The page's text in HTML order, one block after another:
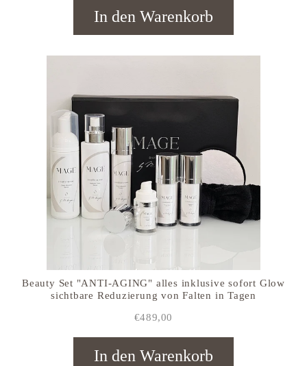
In den Warenkorb
Beauty Set "ANTI-AGING" alles inklusive sofort Glow
sichtbare Reduzierung von Falten in Tagen
€489,00
In den Warenkorb